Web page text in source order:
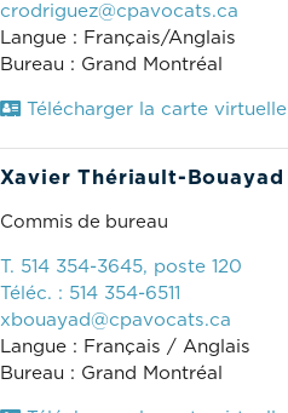
crodriguez@cpavocats.ca
Langue : Français/Anglais
Bureau : Grand Montréal
Télécharger la carte virtuelle
Xavier Thériault-Bouayad
Commis de bureau
T. 514 354-3645, poste 120
Téléc. : 514 354-6511
xbouayad@cpavocats.ca
Langue : Français / Anglais
Bureau : Grand Montréal